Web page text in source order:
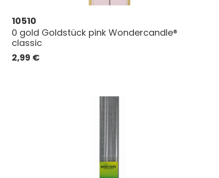
10510
0 gold Goldstück pink Wondercandle®
classic
2,99 €